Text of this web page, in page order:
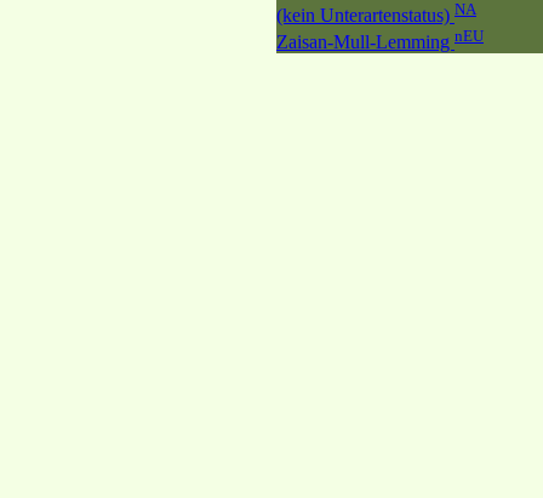
(kein Unterartenstatus) NA
Zaisan-Mull-Lemming nEU